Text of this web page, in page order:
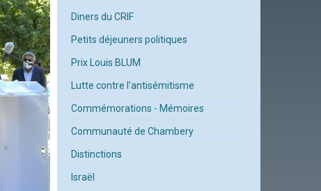
Diners du CRIF
Petits déjeuners politiques
Prix Louis BLUM
Lutte contre l'antisémitisme
Commémorations - Mémoires
Communauté de Chambery
Distinctions
Israël